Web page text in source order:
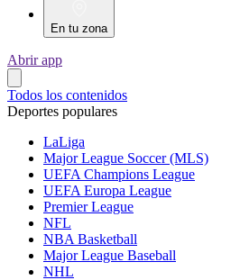
En tu zona
Abrir app
Todos los contenidos
Deportes populares
LaLiga
Major League Soccer (MLS)
UEFA Champions League
UEFA Europa League
Premier League
NFL
NBA Basketball
Major League Baseball
NHL